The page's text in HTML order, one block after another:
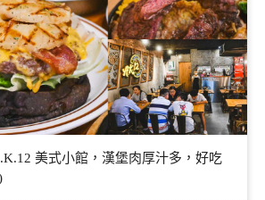
美式小館，漢堡肉厚汁多，好吃